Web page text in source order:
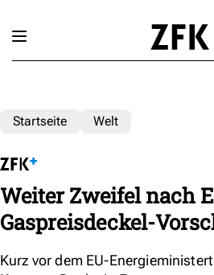
Startseite Welt
Weiter Zweifel nach
Gaspreisdeckel-
Kurz vor dem EU-